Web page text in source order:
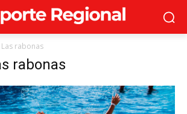
Las rabonas
rabonas